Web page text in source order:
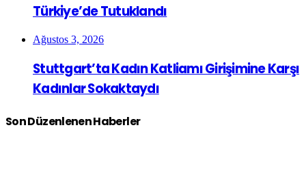
Türkiye’de Tutuklandı
Ağustos 3, 2026
Stuttgart’ta Kadın Katliamı Girişimine Karşı
Kadınlar Sokaktaydı
Son Düzenlenen Haberler